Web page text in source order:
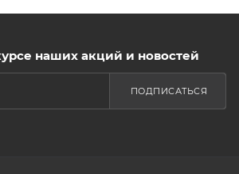
наших акций и новостей
ПОДПИСАТЬСЯ